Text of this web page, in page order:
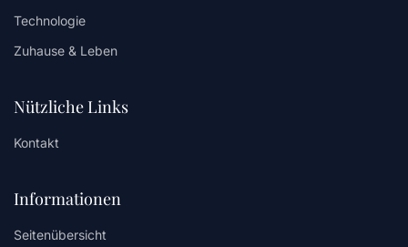
Technologie
Zuhause & Leben
Nützliche Links
Kontakt
Informationen
Seitenübersicht